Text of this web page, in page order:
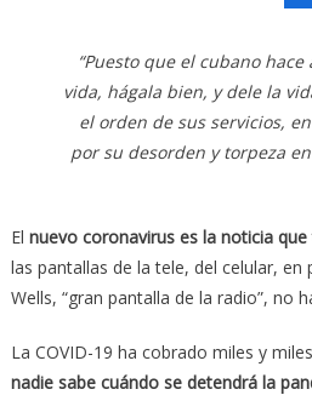
“Puesto que el cubano
vida, hágala bien, y dele la
el orden de sus servicios,
por su desorden y torpeza
El nuevo coronavirus es la noticia
las pantallas de la tele, del celular, en
Wells, “gran pantalla de la radio”, no
La COVID-19 ha cobrado miles y
nadie sabe cuándo se detendrá la